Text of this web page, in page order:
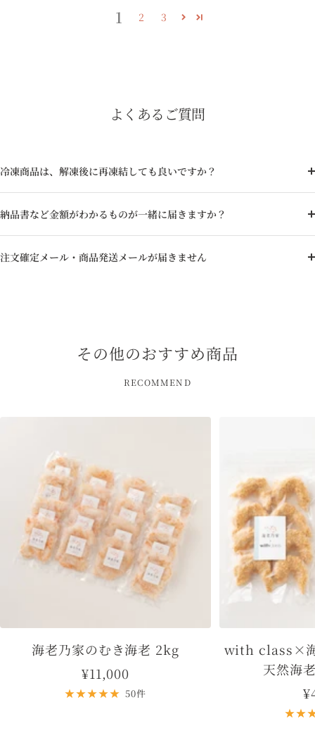
1 2 3
よくあるご質問
冷凍商品は、解凍後に再凍結しても良いですか？
納品書など金額がわかるものが一緒に届きますか？
注文確定メール・商品発送メールが届きません
その他のおすすめ商品
RECOMMEND
海老乃家のむき海老 2kg
セ
ー
¥11,000
50件
with class×海
天然海